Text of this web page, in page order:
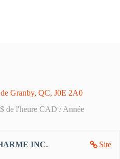
Granby, QC, J0E 2A0
de l'heure CAD / Année
Site
INC.